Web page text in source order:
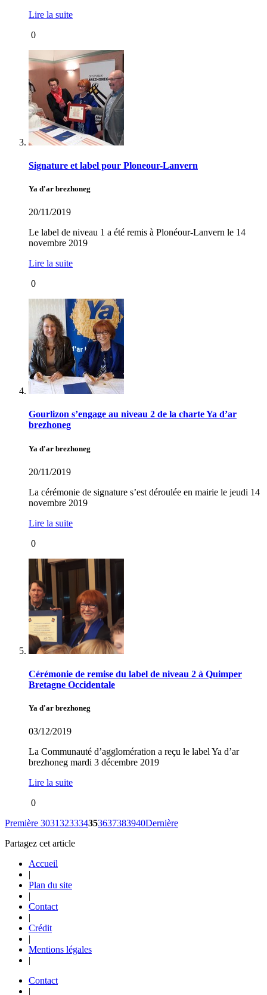
Lire la suite
0
Signature et label pour Ploneour-Lanvern
Ya d'ar brezhoneg
20/11/2019
Le label de niveau 1 a été remis à Plonéour-Lanvern le 14
novembre 2019
Lire la suite
0
Gourlizon s’engage au niveau 2 de la charte Ya d’ar
brezhoneg
Ya d'ar brezhoneg
20/11/2019
La cérémonie de signature s’est déroulée en mairie le jeudi 14
novembre 2019
Lire la suite
0
Cérémonie de remise du label de niveau 2 à Quimper
Bretagne Occidentale
Ya d'ar brezhoneg
03/12/2019
La Communauté d’agglomération a reçu le label Ya d’ar
brezhoneg mardi 3 décembre 2019
Lire la suite
0
Première 3031323334353637383940Dernière
Partagez cet article
Accueil
|
Plan du site
|
Contact
|
Crédit
|
Mentions légales
|
Contact
|